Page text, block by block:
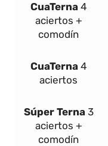
CuaTerna 4
aciertos +
comodín
CuaTerna 4
aciertos
Súper Terna 3
aciertos +
comodín